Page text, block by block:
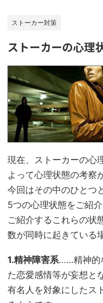
ストーカー対策
ストーカーの心理
現在、ストーカーの心
よって心理状態の考察
今回はその中のひとつ
5つの心理状態をご紹介
ご紹介するこれらの状
数が同時に起きている
1.精神障害系……精神的
た恋愛感情等が妄想と
有名人を対象にしたス